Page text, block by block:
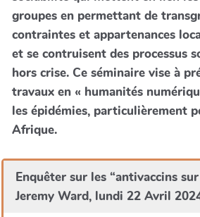
groupes en permettant de
contraintes et appartenances
et se contruisent des processus
hors crise. Ce séminaire vise à
travaux en « humanités
les épidémies, particulièrement
Afrique.
Enquêter sur les “antivaccins
Jeremy Ward, lundi 22 Avril